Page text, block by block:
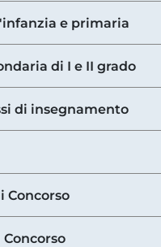
e primaria
di I e II grado
di insegnamento
Concorso